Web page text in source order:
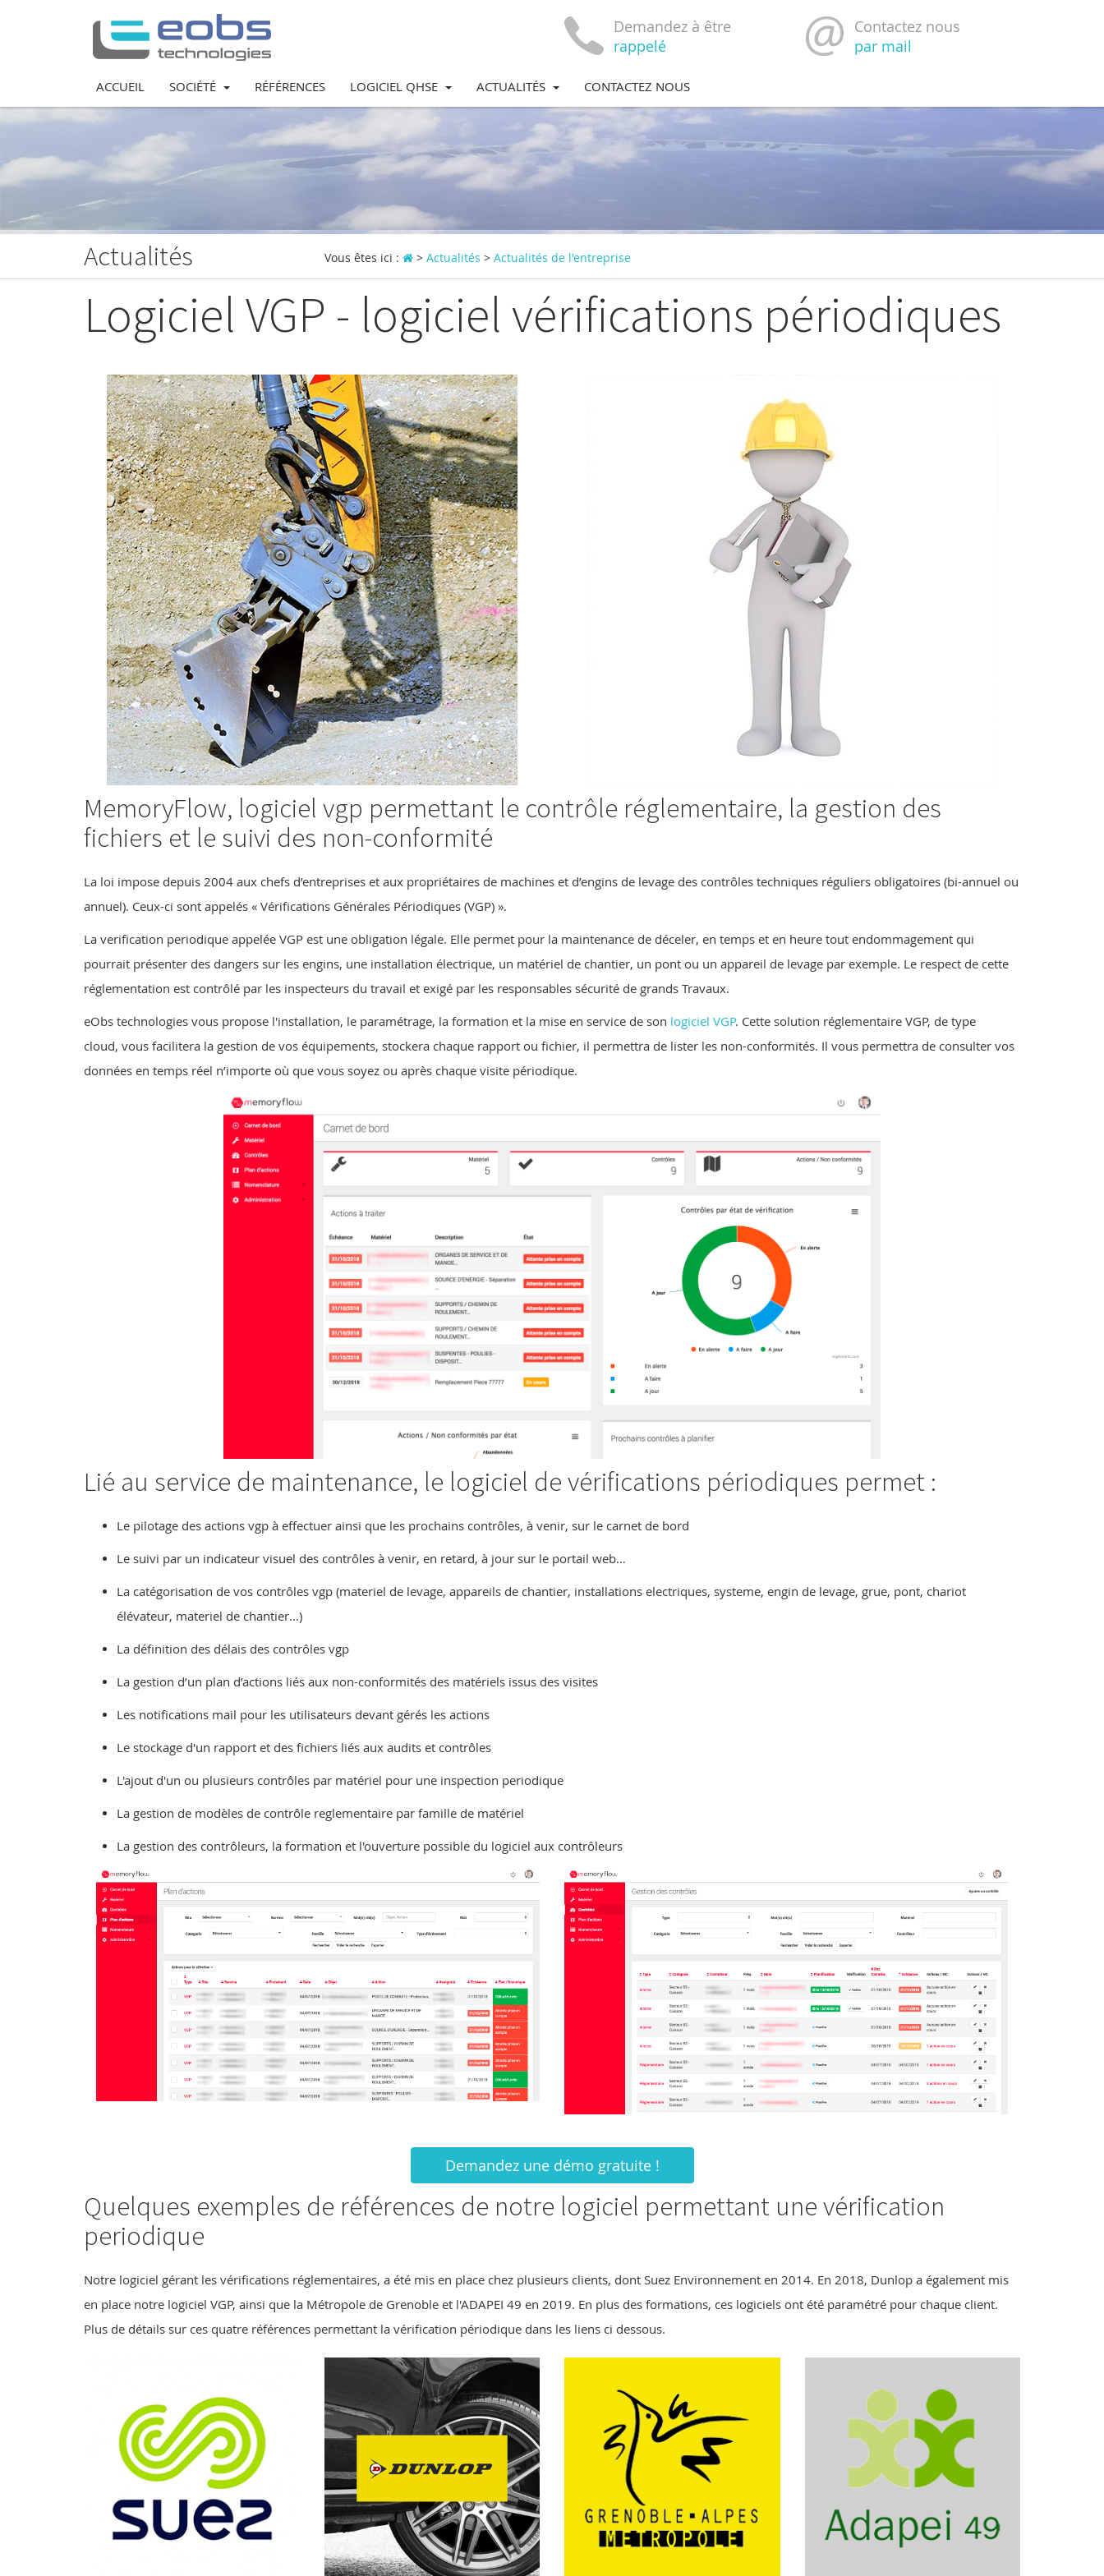
Demandez à être
rappelé
Contactez nous
par mail
ACCUEIL SOCIÉTÉ RÉFÉRENCES LOGICIEL QHSE ACTUALITÉS CONTACTEZ NOUS
Actualités Vous êtes ici : > Actualités > Actualités de l'entreprise
Logiciel VGP - logiciel vérifications périodiques
MemoryFlow, logiciel vgp permettant le contrôle réglementaire, la gestion des
fichiers et le suivi des non-conformité
La loi impose depuis 2004 aux chefs d’entreprises et aux propriétaires de machines et d’engins de levage des contrôles techniques réguliers obligatoires (bi-annuel ou
annuel). Ceux-ci sont appelés « Vérifications Générales Périodiques (VGP) ».
La verification periodique appelée VGP est une obligation légale. Elle permet pour la maintenance de déceler, en temps et en heure tout endommagement qui
pourrait présenter des dangers sur les engins, une installation électrique, un matériel de chantier, un pont ou un appareil de levage par exemple. Le respect de cette
réglementation est contrôlé par les inspecteurs du travail et exigé par les responsables sécurité de grands Travaux.
eObs technologies vous propose l'installation, le paramétrage, la formation et la mise en service de son logiciel VGP. Cette solution réglementaire VGP, de type
cloud, vous facilitera la gestion de vos équipements, stockera chaque rapport ou fichier, il permettra de lister les non-conformités. Il vous permettra de consulter vos
données en temps réel n’importe où que vous soyez ou après chaque visite périodique.
Lié au service de maintenance, le logiciel de vérifications périodiques permet :
Le pilotage des actions vgp à effectuer ainsi que les prochains contrôles, à venir, sur le carnet de bord
Le suivi par un indicateur visuel des contrôles à venir, en retard, à jour sur le portail web…
La catégorisation de vos contrôles vgp (materiel de levage, appareils de chantier, installations electriques, systeme, engin de levage, grue, pont, chariot
élévateur, materiel de chantier...)
La définition des délais des contrôles vgp
La gestion d’un plan d’actions liés aux non-conformités des matériels issus des visites
Les notifications mail pour les utilisateurs devant gérés les actions
Le stockage d'un rapport et des fichiers liés aux audits et contrôles
L'ajout d'un ou plusieurs contrôles par matériel pour une inspection periodique
La gestion de modèles de contrôle reglementaire par famille de matériel
La gestion des contrôleurs, la formation et l'ouverture possible du logiciel aux contrôleurs
Demandez une démo gratuite !
Quelques exemples de références de notre logiciel permettant une vérification
periodique
Notre logiciel gérant les vérifications réglementaires, a été mis en place chez plusieurs clients, dont Suez Environnement en 2014. En 2018, Dunlop a également mis
en place notre logiciel VGP, ainsi que la Métropole de Grenoble et l'ADAPEI 49 en 2019. En plus des formations, ces logiciels ont été paramétré pour chaque client.
Plus de détails sur ces quatre références permettant la vérification périodique dans les liens ci dessous.